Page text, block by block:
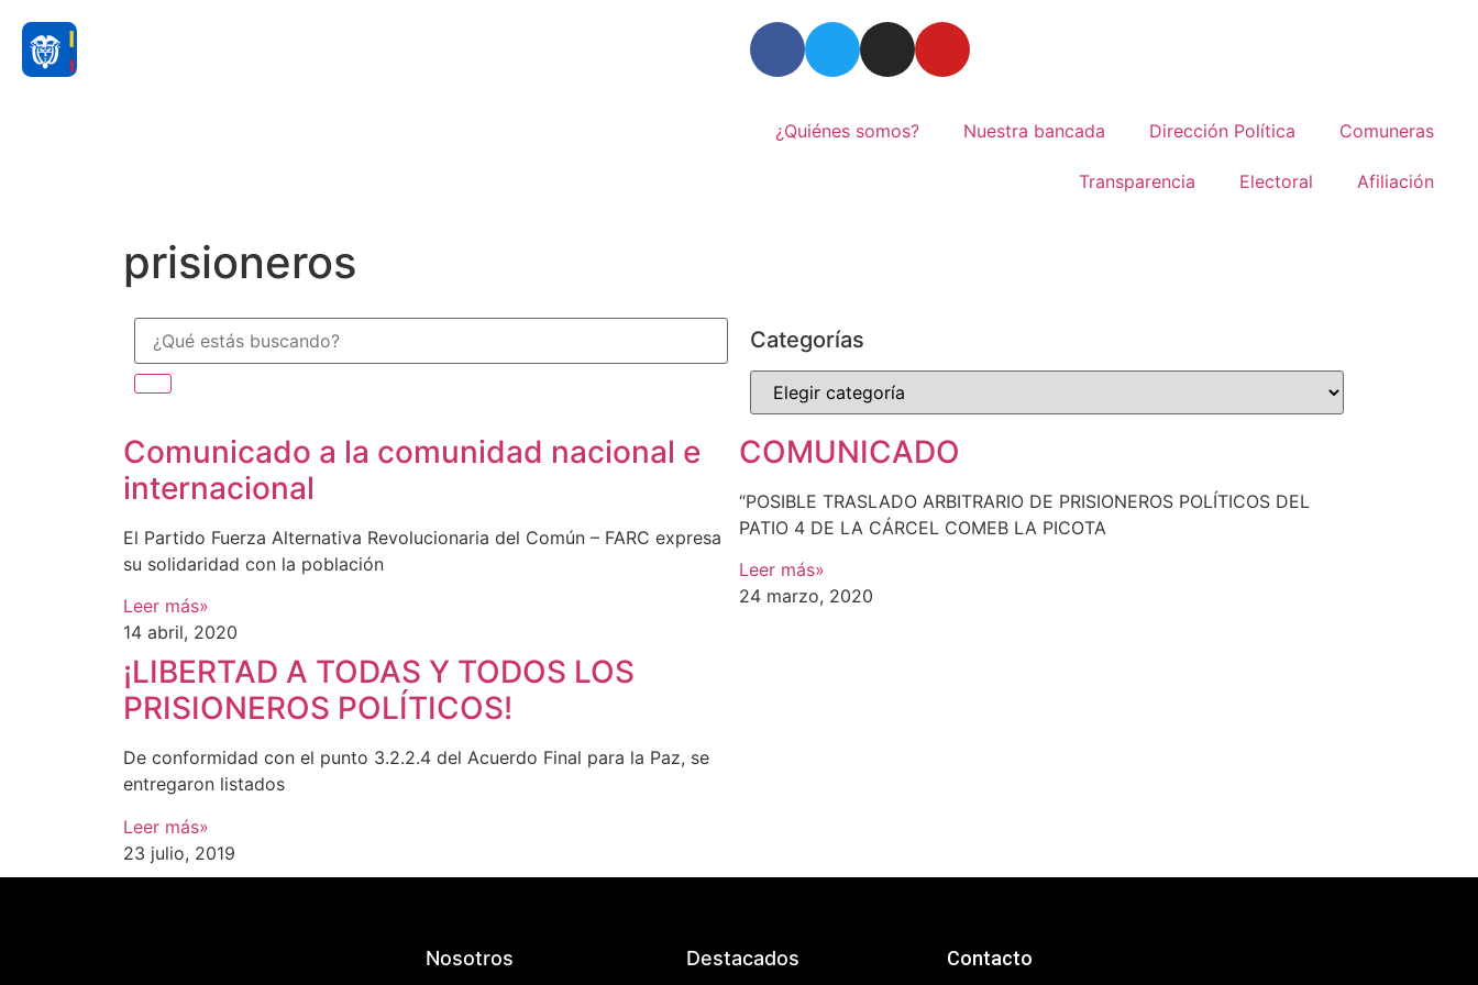
¿Quiénes somos? Nuestra bancada Dirección Política Comuneras
Transparencia Electoral Afiliación
prisioneros
Categorías
Comunicado a la comunidad nacional e
internacional
El Partido Fuerza Alternativa Revolucionaria del Común – FARC expresa
su solidaridad con la población
Leer más»
14 abril, 2020
COMUNICADO
“POSIBLE TRASLADO ARBITRARIO DE PRISIONEROS POLÍTICOS DEL
PATIO 4 DE LA CÁRCEL COMEB LA PICOTA
Leer más»
24 marzo, 2020
¡LIBERTAD A TODAS Y TODOS LOS
PRISIONEROS POLÍTICOS!
De conformidad con el punto 3.2.2.4 del Acuerdo Final para la Paz, se
entregaron listados
Leer más»
23 julio, 2019
Nosotros Destacados Contacto